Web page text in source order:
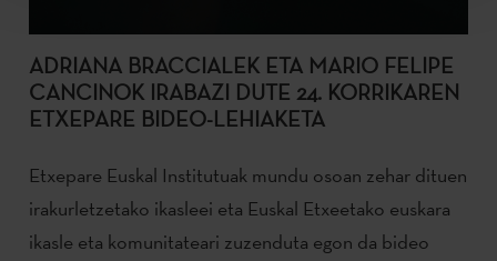
ADRIANA BRACCIALEK ETA MARIO FELIPE
CANCINOK IRABAZI DUTE 24. KORRIKAREN
ETXEPARE BIDEO-LEHIAKETA
Etxepare Euskal Institutuak mundu osoan zehar dituen
irakurletzetako ikasleei eta Euskal Etxeetako euskara
ikasle eta komunitateari zuzenduta egon da bideo